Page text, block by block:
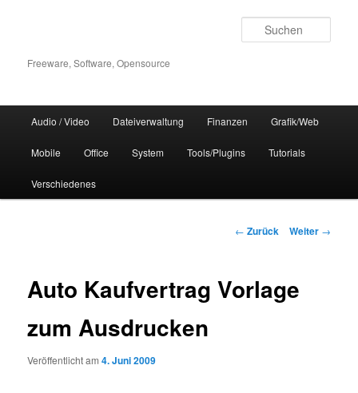
Freeware, Software, Opensource
Audio / Video Dateiverwaltung Finanzen Grafik/Web
Mobile Office System Tools/Plugins Tutorials
Verschiedenes
Beitrags-
← Zurück Weiter →
Auto Kaufvertrag Vorlage
zum Ausdrucken
Veröffentlicht am4. Juni 2009